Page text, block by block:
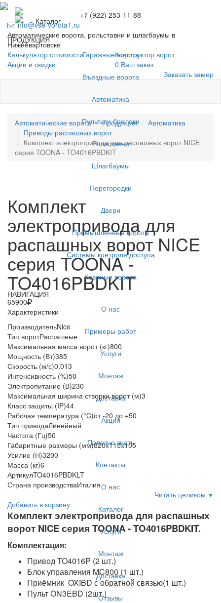
Каталог
ПРОДУКЦИЯ
Гаражные ворота
Въездные ворота
Автоматика
Пульты и брелоки
Рольставни
Шлагбаумы
Перегородки
Двери
Промышленные ворота
Системы контроля доступа
Кованые ворота
НАВИГАЦИЯ
О нас
Примеры работ
Услуги
Монтаж
Доставка
Акции
Полезно знать
Контакты
О нас
Каталог
Услуги
Монтаж
Доставка
Отзывы
+7 (922) 253-11-88
info@vse-vorota1.ru
Автоматические ворота, рольставни и шлагбаумы в
Нижневартовске
Калькулятор стоимости
Конструктор ворот
Акции и скидки
0 Ваш заказ
Заказать замер
Автоматические ворота Продукция
Автоматика
Приводы распашных ворот
Комплект электропривода для распашных ворот NICE
серия TOONA - TO4016PBDKIT
Комплект
электропривода для
распашных ворот NICE
серия TOONA -
TO4016PBDKIT
65900
Характеристики
ПроизводительNice
Тип воротРаспашные
Максимальная масса ворот (кг)800
Мощность (Вт)385
Скорость (м/с)0,013
Интенсивность (%)50
Электропитание (В)230
Максимальная ширина створки ворот (м)3
Класс защиты (IP)44
Рабочая температура (°C)от -20 до +50
Тип приводаЛинейный
Частота (Гц)50
Габаритные размеры (мм)820х115х105
Усилие (Н)3200
Масса (кг)6
АртикулTO4016PBDKLT
Страна производстваИталия
Читать целиком ▼
Добавить в корзину
Комплект электропривода для распашных
ворот NICE серия TOONA - TO4016PBDKIT.
Комплектация:
Привод TO4016P (2 шт.)
Блок управления MC800 (1 шт.)
Приёмник OXIBD с обратной связью(1 шт.)
Пульт ON3EBD (2шт.)